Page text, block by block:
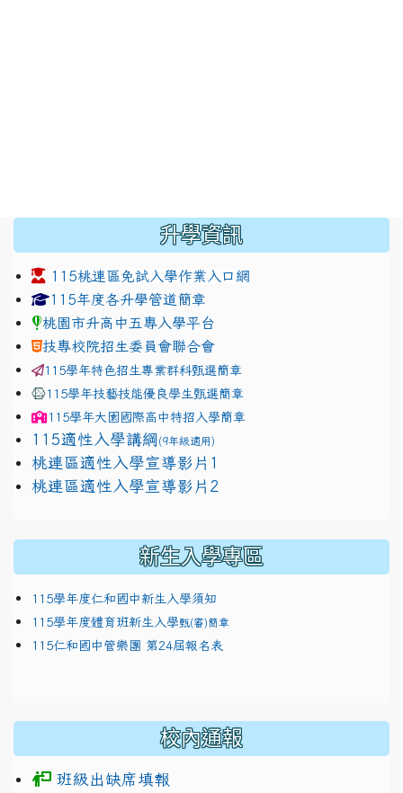
升學資訊
115桃連區免試入學作業入口網
link to https://www.jhjhs.tyc.edu.tw/modules/
115年度各升學管道簡章
桃園市升高中五專入學平台
技專校院招生委員會聯合會
115學年特色招生專業群科甄選簡章
115學年技藝技能優良學生甄選簡章
115學年大園國際高中特招入學簡章
115適性入學講綱 (9年級適用)
link to https://docs.google.com/presentation/d/
桃連區適性入學宣導影片1
link to https://docs.google.com/presentation/d/
桃連區適性入學宣導影片2
新生入學專區
115學年度仁和國中新生入學須知
115學年度體育班新生入學甄(審)簡章
115仁和國中管樂團 第24屆報名表
校內通報
班級出缺席填報